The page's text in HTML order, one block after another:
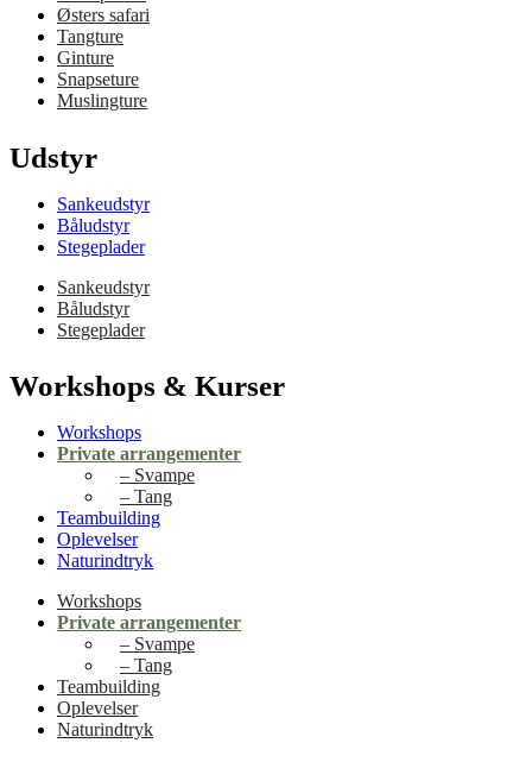
Østers safari
Tangture
Ginture
Snapseture
Muslingture
Udstyr
Sankeudstyr
Båludstyr
Stegeplader
Sankeudstyr
Båludstyr
Stegeplader
Workshops & Kurser
Workshops
Private arrangementer
– Svampe
– Tang
Teambuilding
Oplevelser
Naturindtryk
Workshops
Private arrangementer
– Svampe
– Tang
Teambuilding
Oplevelser
Naturindtryk